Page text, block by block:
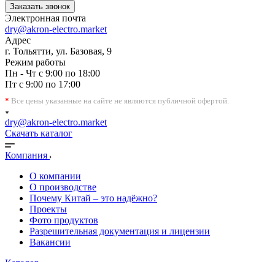
Заказать звонок
Электронная почта
dry@akron-electro.market
Адрес
г. Тольятти, ул. Базовая, 9
Режим работы
Пн - Чт с 9:00 по 18:00
Пт с 9:00 по 17:00
* Все цены указанные на сайте не являются публичной офертой.
dry@akron-electro.market
Скачать каталог
Компания
О компании
О производстве
Почему Китай – это надёжно?
Проекты
Фото продуктов
Разрешительная документация и лицензии
Вакансии